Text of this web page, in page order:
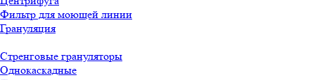
Фильтр для моющей линии
Грануляция
Стренговые грануляторы
Однокаскадные